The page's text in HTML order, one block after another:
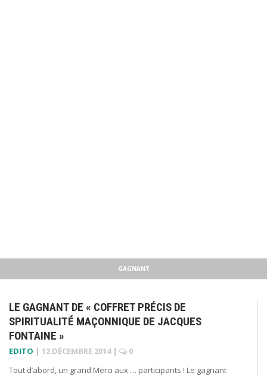
GAGNANT
LE GAGNANT DE « COFFRET PRÉCIS DE
SPIRITUALITÉ MAÇONNIQUE DE JACQUES
FONTAINE »
EDITO | 12 DÉCEMBRE 2014 |
0
Tout d’abord, un grand Merci aux … participants ! Le gagnant